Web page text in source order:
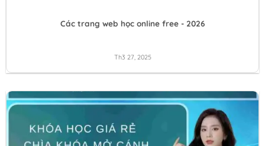
Các trang web học online free - 2026
Th3 27, 2025